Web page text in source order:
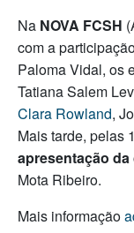
Na NOVA FCSH
com a
Paloma Vidal, os
Tatiana Salem
Clara Rowland,
Mais tarde, pelas
apresentação da
Mota Ribeiro.
Mais informação